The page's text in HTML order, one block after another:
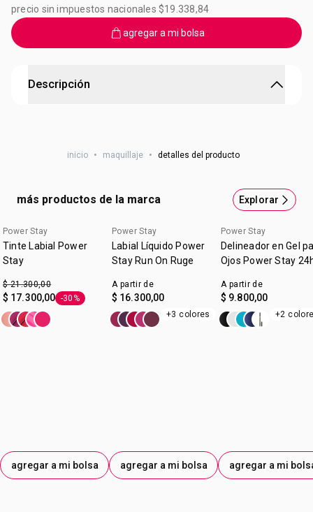
precio sin impuestos nacionales $19.338,84
agregar a mi bolsa
Descripción
dirección de las mismas para un efecto relleno natural.
acabado natural. Hasta 3 dias de duración con tecnologia
color lock para que resista días sin correrse o
consumidores.Contenido: 2,5 ml
inicio • maquillaje • detalles del producto
más productos de la marca Explorar
Power Stay
Tinte Labial Power
Stay
$ 21.300,00
$ 17.300,00 Etiqueta -30%
-30%
agregar a mi bolsa
Power Stay
Labial Líquido Power
Stay Run On Ruge
A partir de
$ 16.300,00
+3 colores
agregar a mi bolsa
Power Stay
Delineador en Gel
Ojos Power Stay
A partir de
$ 9.800,00
+2
agregar a mi